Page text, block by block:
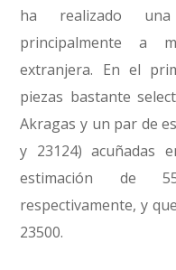
ha realizado
principalmente a
extranjera. En el
piezas bastante
Akragas y un par de
y 23124) acuñadas
estimación de
respectivamente, y
23500.